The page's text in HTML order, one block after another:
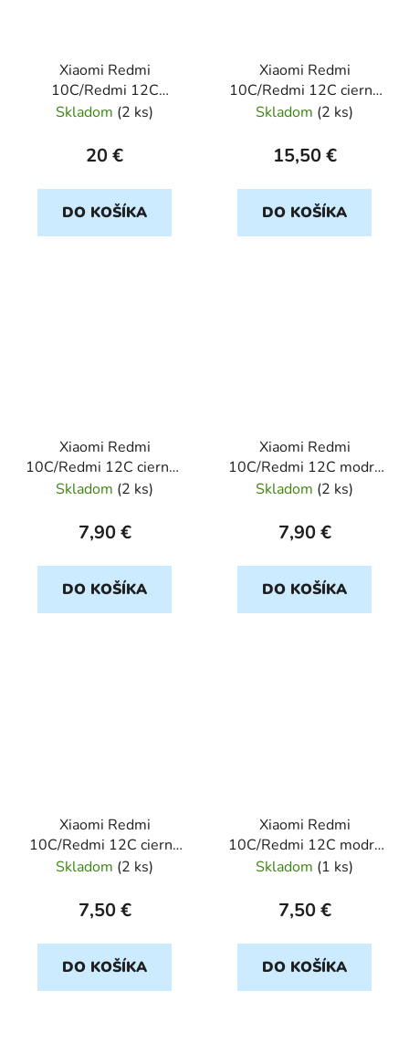
Xiaomi Redmi
10C/Redmi 12C
cerveny NILLKIN S.
Skladom (2 ks)
20 €
DO KOŠÍKA
Xiaomi Redmi
10C/Redmi 12C cierny
NITRO
Skladom (2 ks)
15,50 €
DO KOŠÍKA
Xiaomi Redmi
10C/Redmi 12C cierno-
zlaty FANCY BOOK
Skladom (2 ks)
7,90 €
DO KOŠÍKA
Xiaomi Redmi
10C/Redmi 12C modry
FANCY BOOK
Skladom (2 ks)
7,90 €
DO KOŠÍKA
Xiaomi Redmi
10C/Redmi 12C cierny
SMART BOOK
Skladom (2 ks)
7,50 €
DO KOŠÍKA
Xiaomi Redmi
10C/Redmi 12C modry
SMART BOOK
Skladom (1 ks)
7,50 €
DO KOŠÍKA